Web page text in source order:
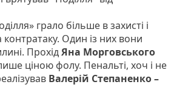
грало більше в захисті і
Один із них вони
ПрохідЯна Морговського
ціною фолу. Пенальті, хоч і не
Валерій Степаненко –